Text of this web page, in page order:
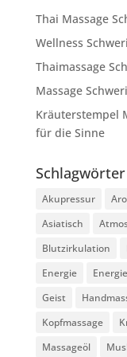
Thai Massage
Wellness
Thaimassage
Massage
Kräuterstempel
für die Sinne
Schlagwörter
Akupressur
Asiatisch
Blutzirkulation
Energie
Geist
Kopfmassage
Massageöl